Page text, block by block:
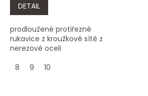
DETAIL
prodloužené protiřezné
rukavice z kroužkové sítě z
nerezové oceli
8
9 10